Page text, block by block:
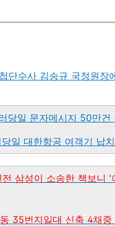
수사 김승규 국정원장
당일 문자메시지 50만
일 대한항공 여객기 납
삼성이 소송한 책보니
35번지일대 신축 4채중